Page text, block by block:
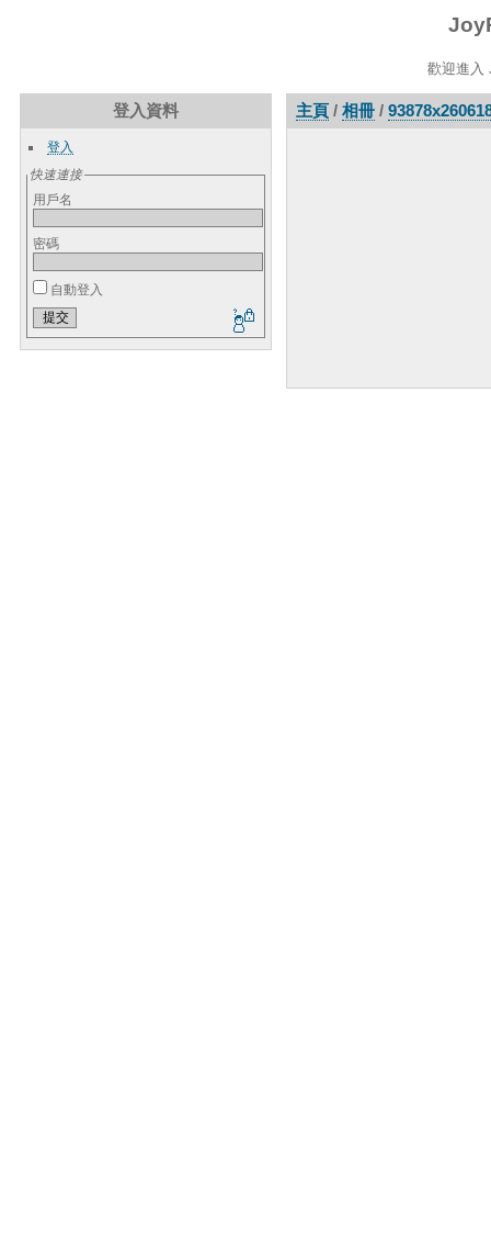
歡迎進入
登入資料
登入
快速連接
用戶名
密碼
自動登入
主頁/ 相冊/